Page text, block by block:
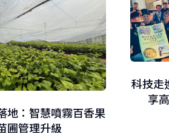
地：智慧噴霧百香果
圃管理升級
科技走
享